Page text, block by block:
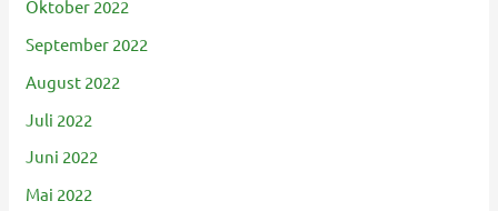
Oktober 2022
September 2022
August 2022
Juli 2022
Juni 2022
Mai 2022